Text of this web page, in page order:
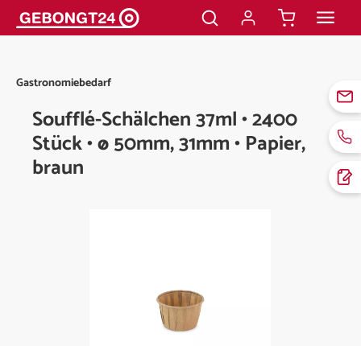
springen
Gastronomiebedarf
Soufflé-Schälchen 37ml • 2400
Stück • ø 50mm, 31mm • Papier,
braun